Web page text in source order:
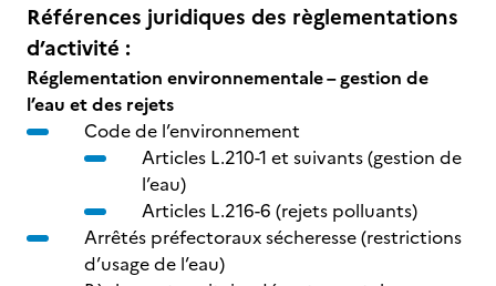
Références juridiques des règlementations
d’activité :
Réglementation environnementale – gestion de
l’eau et des rejets
Code de l’environnement
Articles L.210-1 et suivants (gestion de
l’eau)
Articles L.216-6 (rejets polluants)
Arrêtés préfectoraux sécheresse (restrictions
d’usage de l’eau)